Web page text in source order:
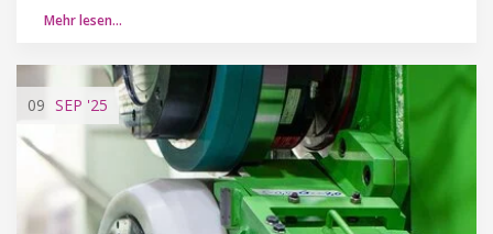
Mehr lesen…
09 SEP '25